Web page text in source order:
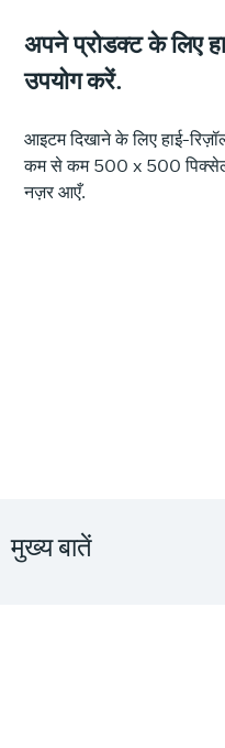
अपने प्रोडक्ट के लिए
उपयोग करें.
आइटम दिखाने के लिए हाई-
कम से कम 500 x 500
नज़र आएँ.
मुख्य बातें